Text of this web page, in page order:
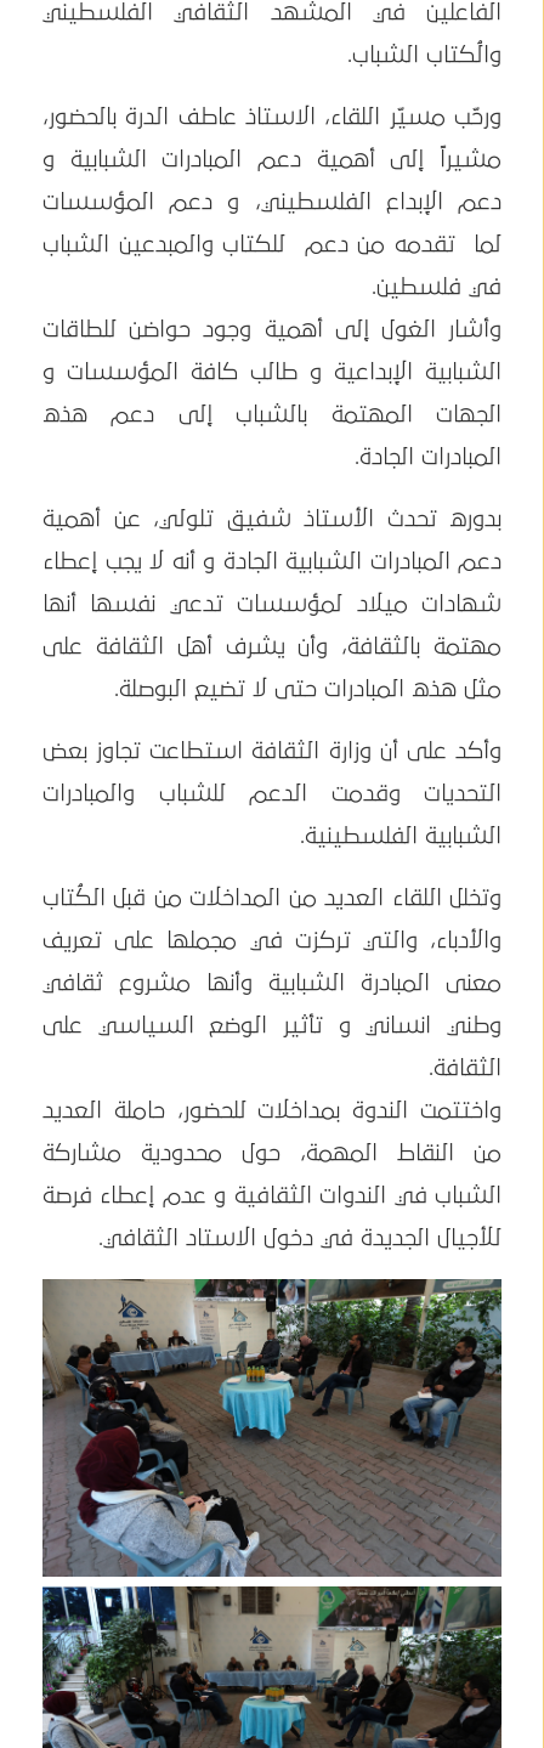
الفاعلين في المشهد الثقافي الفلسطيني
والُكتاب الشباب.
ورحّب مسيّر اللقاء، الاستاذ عاطف الدرة بالحضور،
مشيراً إلى أهمية دعم المبادرات الشبابية و
دعم الإبداع الفلسطيني، و دعم المؤسسات
لما تقدمه من دعم للكتاب والمبدعين الشباب
في فلسطين.
وأشار الغول إلى أهمية وجود حواضن للطاقات
الشبابية الإبداعية و طالب كافة المؤسسات و
الجهات المهتمة بالشباب إلى دعم هذه
المبادرات الجادة.
بدوره تحدث الأستاذ شفيق تلولي، عن أهمية
دعم المبادرات الشبابية الجادة و أنه لا يجب إعطاء
شهادات ميلاد لمؤسسات تدعي نفسها أنها
مهتمة بالثقافة، وأن يشرف أهل الثقافة على
مثل هذه المبادرات حتى لا تضيع البوصلة.
وأكد على أن وزارة الثقافة استطاعت تجاوز بعض
التحديات وقدمت الدعم للشباب والمبادرات
الشبابية الفلسطينية.
وتخلل اللقاء العديد من المداخلات من قبل الكُتاب
والأدباء، والتي تركزت في مجملها على تعريف
معنى المبادرة الشبابية وأنها مشروع ثقافي
وطني انساني و تأثير الوضع السياسي على
الثقافة.
واختتمت الندوة بمداخلات للحضور، حاملة العديد
من النقاط المهمة، حول محدودية مشاركة
الشباب في الندوات الثقافية و عدم إعطاء فرصة
للأجيال الجديدة في دخول الاستاد الثقافي.